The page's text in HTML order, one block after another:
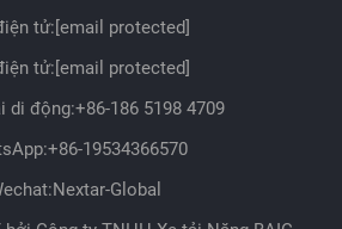
tử: [email protected]
tử: [email protected]
di động:+86-186 5198 4709
+86-19534366570
Global